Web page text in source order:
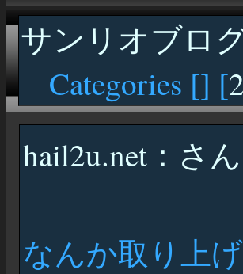
サンリオブロ
Categories [] [
hail2u.net：さ
なんか取り上